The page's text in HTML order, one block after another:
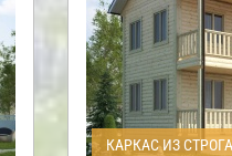
КАРКАС ИЗ